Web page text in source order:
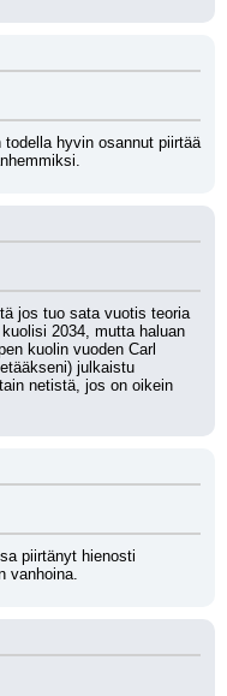
hyvin osannut piirtää
jos tuo sata vuotis teoria
2034, mutta haluan
kuolin vuoden Carl
julkaistu
netistä, jos on oikein
piirtänyt hienosti
vanhoina.